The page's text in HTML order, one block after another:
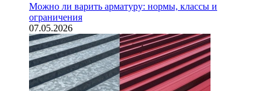
Можно ли варить арматуру: нормы, классы и
ограничения
07.05.2026